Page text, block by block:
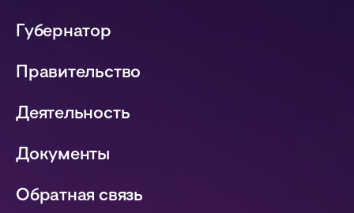
Губернатор
Правительство
Деятельность
Документы
Обратная связь